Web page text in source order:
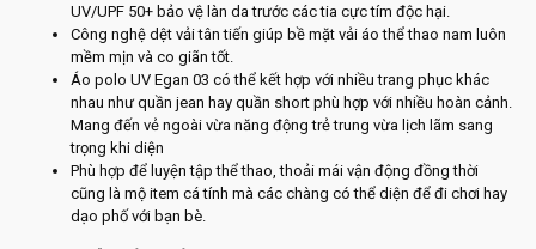
UV/UPF 50+ bảo vệ làn da trước các tia cực tím độc hại.
Công nghệ dệt vải tân tiến giúp bề mặt vải áo thể thao nam luôn
mềm mịn và co giãn tốt.
Áo polo UV Egan 03 có thể kết hợp với nhiều trang phục khác
nhau như quần jean hay quần short phù hợp với nhiều hoàn cảnh.
Mang đến vẻ ngoài vừa năng động trẻ trung vừa lịch lãm sang
trọng khi diện
Phù hợp để luyện tập thể thao, thoải mái vận động đồng thời
cũng là mộ item cá tính mà các chàng có thể diện để đi chơi hay
dạo phố với bạn bè.